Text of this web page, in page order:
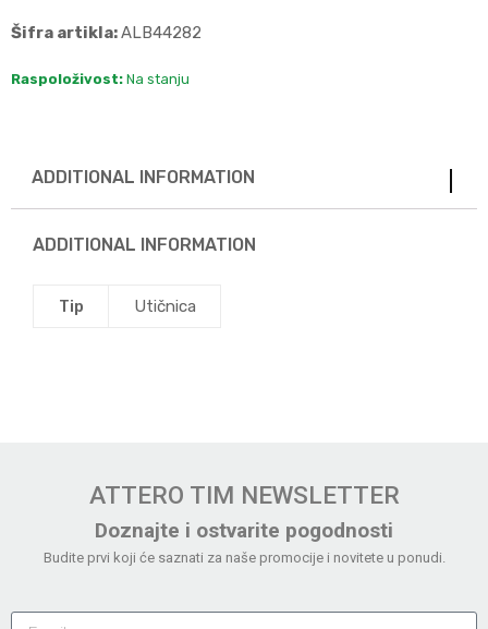
Šifra artikla:ALB44282
Raspoloživost: Na stanju
ADDITIONAL INFORMATION
ADDITIONAL INFORMATION
Tip Utičnica
ATTERO TIM NEWSLETTER
Doznajte i ostvarite pogodnosti
Budite prvi koji će saznati za naše promocije i novitete u ponudi.